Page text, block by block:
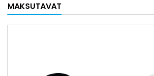
MAKSUTAVAT